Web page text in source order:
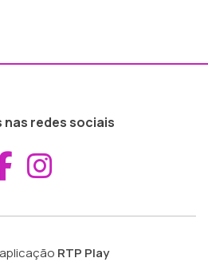
nas redes sociais
Aceder ao
RTP Play